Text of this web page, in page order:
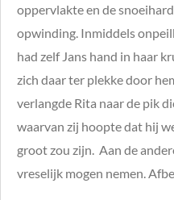
oppervlakte en de
opwinding. Inmiddels
had zelf Jans hand in haar
zich daar ter plekke door
verlangde Rita naar de pik
waarvan zij hoopte dat hij
groot zou zijn. Aan de
vreselijk mogen nemen.